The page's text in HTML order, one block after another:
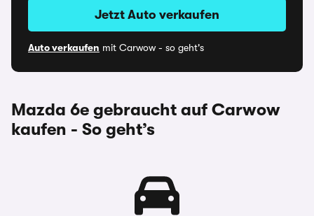
Jetzt Auto verkaufen
Auto verkaufen mit Carwow - so geht's
Mazda 6e gebraucht auf Carwow
kaufen - So geht’s